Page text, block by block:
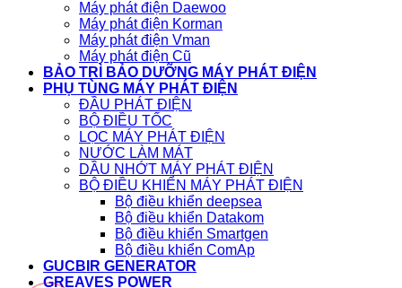
Máy phát điện Daewoo
Máy phát điện Korman
Máy phát điện Vman
Máy phát điện Cũ
BẢO TRÌ BẢO DƯỠNG MÁY PHÁT ĐIỆN
PHỤ TÙNG MÁY PHÁT ĐIỆN
ĐẦU PHÁT ĐIỆN
BỘ ĐIỀU TỐC
LỌC MÁY PHÁT ĐIỆN
NƯỚC LÀM MÁT
DẦU NHỚT MÁY PHÁT ĐIỆN
BỘ ĐIỀU KHIỂN MÁY PHÁT ĐIỆN
Bộ điều khiển deepsea
Bộ điều khiển Datakom
Bộ điều khiển Smartgen
Bộ điều khiển ComAp
GUCBIR GENERATOR
GREAVES POWER